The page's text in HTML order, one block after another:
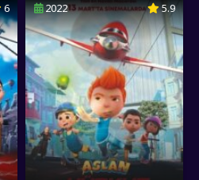
6 2022 5.9